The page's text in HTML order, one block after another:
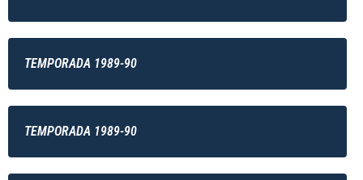
TEMPORADA 1989-90
TEMPORADA 1989-90